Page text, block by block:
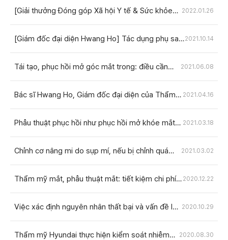
tra những gì trước khi tái phẫu thuật mắt?
[Giải thưởng Đóng góp Xã hội Y tế & Sức khỏe
trong việc nâng cao an toàn cho y tế thẩm mỹ K-
beauty thông qua chuẩn hóa kỹ thuật phẫu thuật
thẩm mỹ
2022.01.26
[Giám đốc đại diện Hwang Ho] Tác dụng phụ sau
lựa chọn phù hợp với từng người
2021.10.14
Tái tạo, phục hồi mở góc mắt trong: điều cần
2021.06.08
Bác sĩ Hwang Ho, Giám đốc đại diện của Thẩm
Excellent Professional Awards
2021.04.16
Phẫu thuật phục hồi như phục hồi mở khóe mắt
hợp với tỷ lệ khuôn mặt và giảm thiểu sẹo
2021.03.18
Chỉnh cơ nâng mi do sụp mí, nếu bị chỉnh quá
co rút mí mắt
2021.03.02
Thẩm mỹ mắt, phẫu thuật mắt: tiết kiệm chi phí
2020.12.22
Việc xác định nguyên nhân thất bại và vấn đề là
tay nghề phải được ưu tiên hơn chi phí
2020.10.29
Thẩm mỹ Hyundai thực hiện kiểm soát nhiễm
2020.08.30